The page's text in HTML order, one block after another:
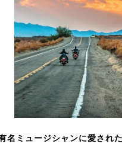
名ミュージシャンに愛され